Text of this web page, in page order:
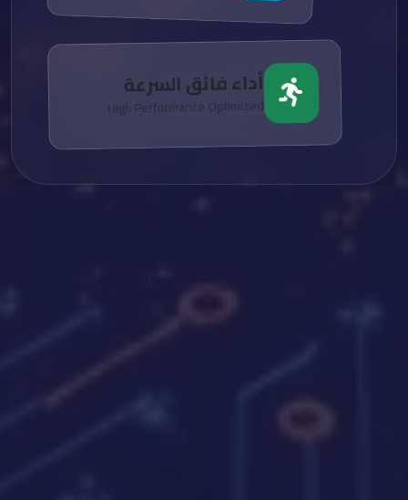
أداء فائق السرعة
High Performance Optimized